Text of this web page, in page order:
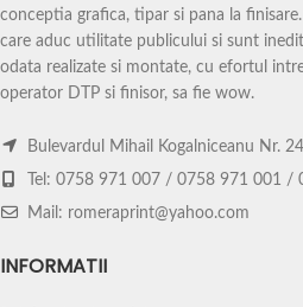
Sacosa este fabricata dintr-un
material de inalta calitate, rezistent si
durabil, asigurand protectia
produselor dvs. si mentinandu-le in
plus de confort si usurinta in
(26x33x12 cm), A3 (31x42x12 cm).
Sacosa hartie cu maner rasucit alb
conceptia grafica, tipar si pana la
care aduc utilitate publicului si sunt
odata realizate si montate, cu efortul
operator DTP si finisor, sa fie wow.
Bulevardul Mihail Kogalniceanu Nr.
Tel: 0758 971 007 / 0758 971 001 /
Mail: romeraprint@yahoo.com
INFORMATII